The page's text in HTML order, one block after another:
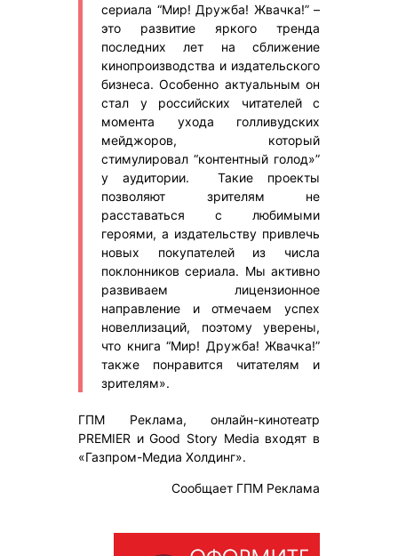
сериала “Мир! Дружба! Жвачка!” –
это развитие яркого тренда
последних лет на сближение
кинопроизводства и издательского
бизнеса. Особенно актуальным он
стал у российских читателей с
момента ухода голливудских
мейджоров, который
стимулировал “контентный голод»”
у аудитории. Такие проекты
позволяют зрителям не
расставаться с любимыми
героями, а издательству привлечь
новых покупателей из числа
поклонников сериала. Мы активно
развиваем лицензионное
направление и отмечаем успех
новеллизаций, поэтому уверены,
что книга “Мир! Дружба! Жвачка!”
также понравится читателям и
зрителям».
ГПМ Реклама, онлайн-кинотеатр
PREMIER и Good Story Media входят в
«Газпром-Медиа Холдинг».
Сообщает ГПМ Реклама